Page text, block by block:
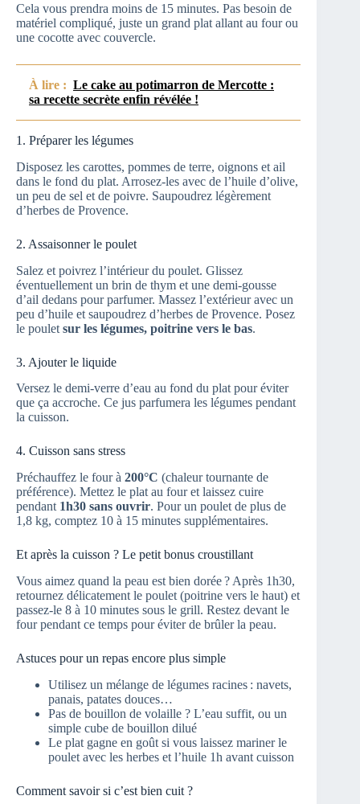
Cela vous prendra moins de 15 minutes. Pas besoin de
matériel compliqué, juste un grand plat allant au four ou
une cocotte avec couvercle.
À lire : Le cake au potimarron de Mercotte :
sa recette secrète enfin révélée !
1. Préparer les légumes
Disposez les carottes, pommes de terre, oignons et ail
dans le fond du plat. Arrosez-les avec de l’huile d’olive,
un peu de sel et de poivre. Saupoudrez légèrement
d’herbes de Provence.
2. Assaisonner le poulet
Salez et poivrez l’intérieur du poulet. Glissez
éventuellement un brin de thym et une demi-gousse
d’ail dedans pour parfumer. Massez l’extérieur avec un
peu d’huile et saupoudrez d’herbes de Provence. Posez
le poulet sur les légumes, poitrine vers le bas.
3. Ajouter le liquide
Versez le demi-verre d’eau au fond du plat pour éviter
que ça accroche. Ce jus parfumera les légumes pendant
la cuisson.
4. Cuisson sans stress
Préchauffez le four à 200°C (chaleur tournante de
préférence). Mettez le plat au four et laissez cuire
pendant 1h30 sans ouvrir. Pour un poulet de plus de
1,8 kg, comptez 10 à 15 minutes supplémentaires.
Et après la cuisson ? Le petit bonus croustillant
Vous aimez quand la peau est bien dorée ? Après 1h30,
retournez délicatement le poulet (poitrine vers le haut) et
passez-le 8 à 10 minutes sous le grill. Restez devant le
four pendant ce temps pour éviter de brûler la peau.
Astuces pour un repas encore plus simple
Utilisez un mélange de légumes racines : navets,
panais, patates douces…
Pas de bouillon de volaille ? L’eau suffit, ou un
simple cube de bouillon dilué
Le plat gagne en goût si vous laissez mariner le
poulet avec les herbes et l’huile 1h avant cuisson
Comment savoir si c’est bien cuit ?